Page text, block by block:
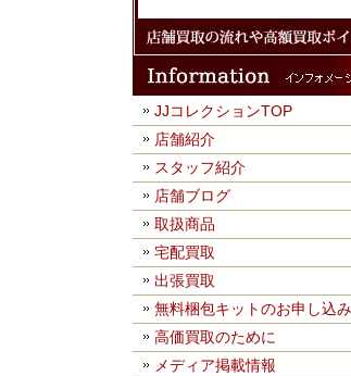
JJコレクションTOP
店舗紹介
スタッフ紹介
店舗ブログ
取扱商品
宅配買取
出張買取
無料梱包キットのお申し込み
高価買取のために
メディア掲載情報